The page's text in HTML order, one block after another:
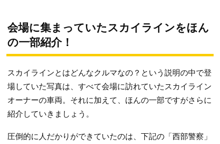
会場に集まっていたスカイラインをほん
の一部紹介！
スカイラインとはどんなクルマなの？という説明の中で登
場していた写真は、すべて会場に訪れていたスカイライン
オーナーの車両。それに加えて、ほんの一部ですがさらに
紹介していきましょう。
圧倒的に人だかりができていたのは、下記の「西部警察」